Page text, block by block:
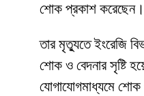
শোক প্রকাশ করেছেন।
তার মৃত্যুতে ইংরেজি
শোক ও বেদনার সৃষ্টি
যোগাযোগমাধ্যমে শোক